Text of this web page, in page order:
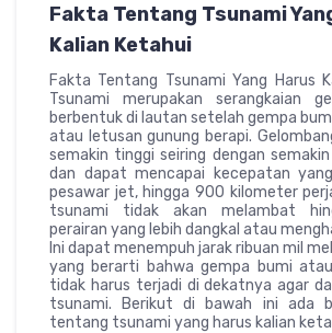
Fakta Tentang Tsunami
Kalian Ketahui
Fakta Tentang Tsunami Yang Harus
Tsunami merupakan serangkaian
berbentuk di lautan setelah gempa
atau letusan gunung berapi.
semakin tinggi seiring dengan
dan dapat mencapai kecepatan
pesawar jet, hingga 900 kilometer
tsunami tidak akan melambat
perairan yang lebih dangkal atau
Ini dapat menempuh jarak ribuan mil
yang berarti bahwa gempa bumi
tidak harus terjadi di dekatnya agar
tsunami. Berikut di bawah ini ada
tentang tsunami yang harus kalian